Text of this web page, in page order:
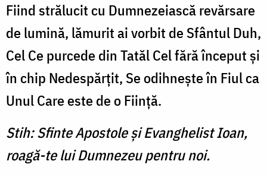
Fiind strălucit cu Dumnezeiască revărsare
de lumină, lămurit ai vorbit de Sfântul Duh,
Cel Ce purcede din Tatăl Cel fără început şi
în chip Nedespărţit, Se odihneşte în Fiul ca
Unul Care este de o Fiinţă.
Stih: Sfinte Apostole şi Evanghelist Ioan,
roagă-te lui Dumnezeu pentru noi.